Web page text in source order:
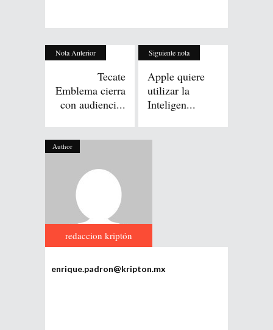
Nota Anterior
Tecate
Emblema cierra
con audienci...
Siguiente nota
Apple quiere
utilizar la
Inteligen...
Author
redaccion kriptón
enrique.padron@kripton.mx